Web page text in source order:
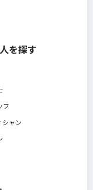
を探す
フ
シャン